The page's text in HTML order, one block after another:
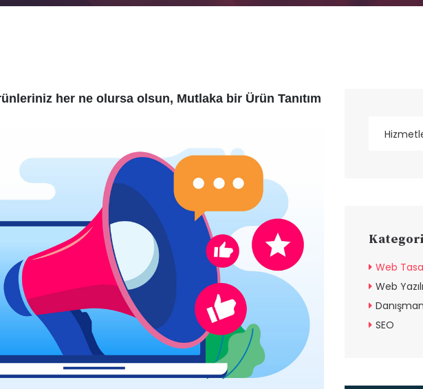
her ne olursa olsun, Mutlaka bir Ürün Tanıtım
Web
Web
SEO